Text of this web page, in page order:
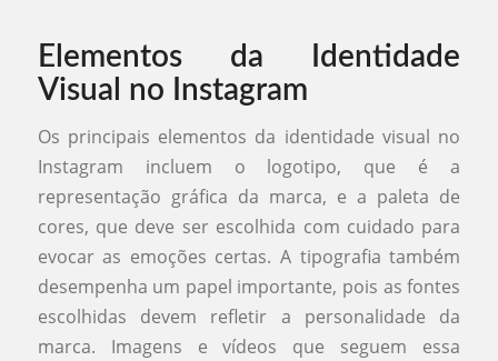
Elementos da Identidade
Visual no Instagram
Os principais elementos da identidade visual no
Instagram incluem o logotipo, que é a
representação gráfica da marca, e a paleta de
cores, que deve ser escolhida com cuidado para
evocar as emoções certas. A tipografia também
desempenha um papel importante, pois as fontes
escolhidas devem refletir a personalidade da
marca. Imagens e vídeos que seguem essa